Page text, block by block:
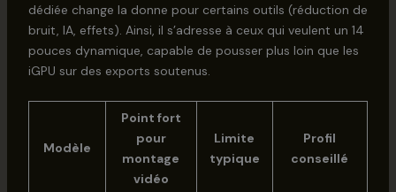
dédiée change la donne pour certains outils (réduction de
bruit, IA, effets). Ainsi, il s’adresse à ceux qui veulent un 14
pouces dynamique, capable de pousser plus loin que les
iGPU sur des exports soutenus.
Modèle
Point fort
pour
montage
vidéo
Limite
typique
Profil
conseillé